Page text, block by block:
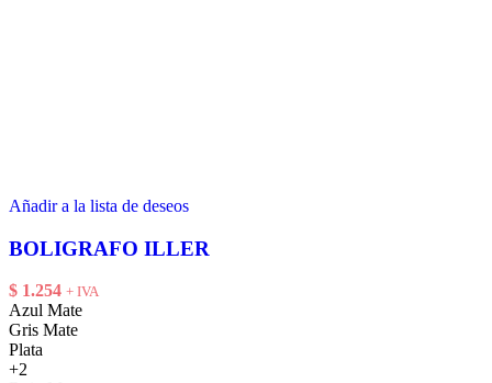
Añadir a la lista de deseos
BOLIGRAFO ILLER
$ 1.254 + IVA
Azul Mate
Gris Mate
Plata
+2